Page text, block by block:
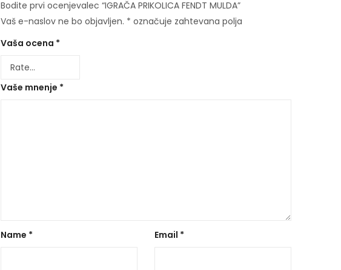
Bodite prvi ocenjevalec “IGRAČA PRIKOLICA FENDT MULDA”
Vaš e-naslov ne bo objavljen. * označuje zahtevana polja
Vaša ocena *
Vaše mnenje *
Name * Email *